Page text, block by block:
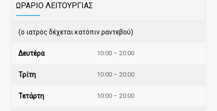
ΩΡΑΡΙΟ ΛΕΙΤΟΥΡΓΙΑΣ
(ο ιατρός δέχεται κατόπιν ραντεβού)
Δευτέρα 10:00 – 20:00
Τρίτη 10:00 – 20:00
Τετάρτη 10:00 – 20:00